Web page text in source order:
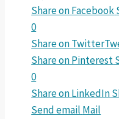
Share on Facebook
0
Share on Twitter
Share on Pinterest
0
Share on LinkedIn
Send email Mail